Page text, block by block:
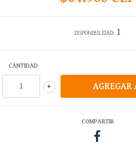
DISPONIBILIDAD: 1
CANTIDAD
+
COMPARTIR